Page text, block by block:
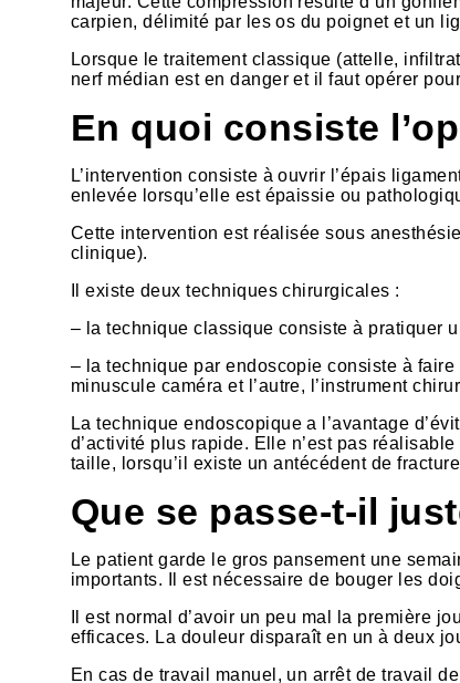
carpien, délimité par les os du poignet et un
Lorsque le traitement classique (attelle,
nerf médian est en danger et il faut opérer
En quoi consiste
L’intervention consiste à ouvrir l’épais
enlevée lorsqu’elle est épaissie ou
Cette intervention est réalisée sous
clinique).
Il existe deux techniques chirurgicales :
– la technique classique consiste à pratiquer
– la technique par endoscopie consiste à
minuscule caméra et l’autre, l’instrument
La technique endoscopique a l’avantage
d’activité plus rapide. Elle n’est pas
taille, lorsqu’il existe un antécédent de
Que se passe-t-il
Le patient garde le gros pansement une
importants. Il est nécessaire de bouger les
Il est normal d’avoir un peu mal la première
efficaces. La douleur disparaît en un à deux
En cas de travail manuel, un arrêt de travail